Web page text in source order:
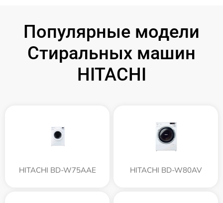
Популярные модели
Стиральных машин
HITACHI
HITACHI BD-W75AAE HITACHI BD-W80AV